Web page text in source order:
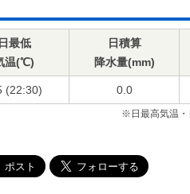
日最低
温(℃)
日積算
降水量(mm)
(22:30) 0.0
※日最高気温・